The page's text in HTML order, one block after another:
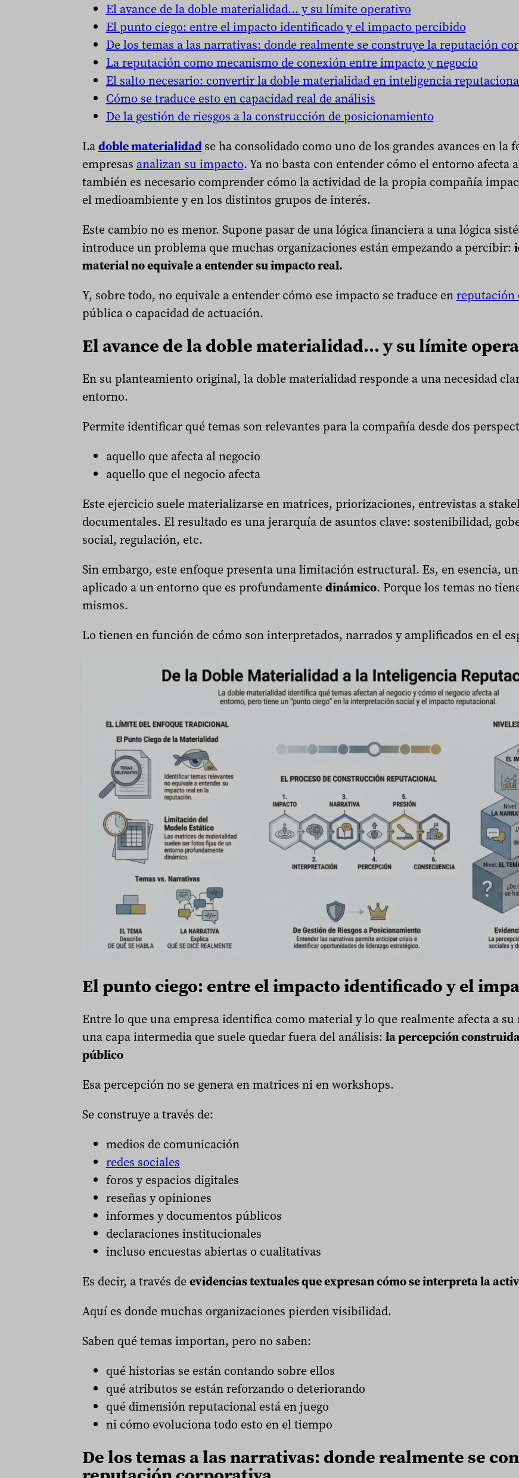
El avance de la doble materialidad… y su límite operativo
El punto ciego: entre el impacto identificado y el impacto percibido
De los temas a las narrativas: donde realmente se construye la reputación
La reputación como mecanismo de conexión entre impacto y negocio
El salto necesario: convertir la doble materialidad en inteligencia
Cómo se traduce esto en capacidad real de análisis
De la gestión de riesgos a la construcción de posicionamiento
Ladoble materialidadse ha consolidado como uno de los grandes avances en la
empresas analizan su impacto. Ya no basta con entender cómo el entorno afecta
también es necesario comprender cómo la actividad de la propia compañía
el medioambiente y en los distintos grupos de interés.
Este cambio no es menor. Supone pasar de una lógica financiera a una lógica
introduce un problema que muchas organizaciones están empezando a percibir:
material no equivale a entender su impacto real.
Y, sobre todo, no equivale a entender cómo ese impacto se traduce enreputación
pública o capacidad de actuación.
El avance de la doble materialidad… y su límite
En su planteamiento original, la doble materialidad responde a una necesidad
entorno.
Permite identificar qué temas son relevantes para la compañía desde dos
aquello que afecta al negocio
aquello que el negocio afecta
Este ejercicio suele materializarse en matrices, priorizaciones, entrevistas a
documentales. El resultado es una jerarquía de asuntos clave: sostenibilidad,
social, regulación, etc.
Sin embargo, este enfoque presenta una limitación estructural. Es, en esencia,
aplicado a un entorno que es profundamentedinámico. Porque los temas no
mismos.
Lo tienen en función de cómo son interpretados, narrados y amplificados en el
El punto ciego: entre el impacto identificado y el
Entre lo que una empresa identifica como material y lo que realmente afecta a
una capa intermedia que suele quedar fuera del análisis: la percepción
público
Esa percepción no se genera en matrices ni en workshops.
Se construye a través de:
medios de comunicación
redes sociales
foros y espacios digitales
reseñas y opiniones
informes y documentos públicos
declaraciones institucionales
incluso encuestas abiertas o cualitativas
Es decir, a través deevidencias textuales que expresan cómo se interpreta la
Aquí es donde muchas organizaciones pierden visibilidad.
Saben qué temas importan, pero no saben:
qué historias se están contando sobre ellos
qué atributos se están reforzando o deteriorando
qué dimensión reputacional está en juego
ni cómo evoluciona todo esto en el tiempo
De los temas a las narrativas: donde realmente se